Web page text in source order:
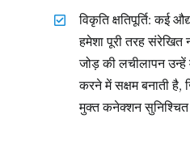
विकृति क्षतिपूर्ति: कई
हमेशा पूरी तरह संरेखित
जोड़ की लचीलापन उन्हें
करने में सक्षम बनाती है,
मुक्त कनेक्शन सुनिश्चित